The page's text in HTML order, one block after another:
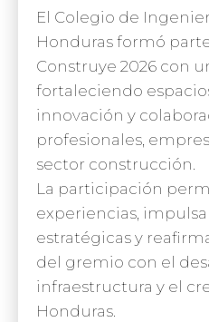
El Colegio de
Honduras formó
Construye 2026 con
fortaleciendo
innovación y
profesionales,
sector construcción.
La participación
experiencias,
estratégicas y
del gremio con el
infraestructura y el
Honduras.